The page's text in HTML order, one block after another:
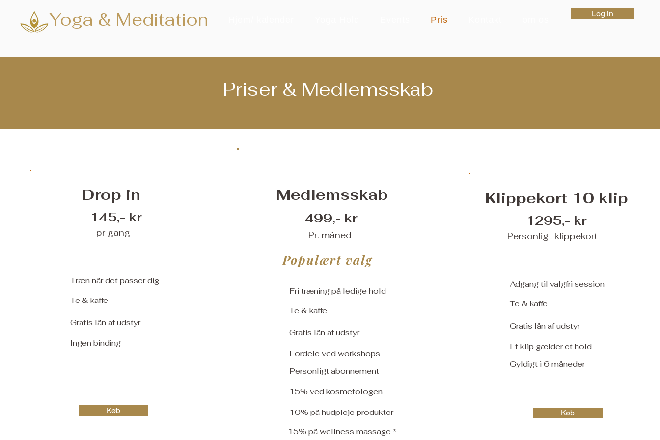
Yoga & Meditation Pris
Log in
Priser & Medlemsskab
Drop in
145,- kr
pr gang
Træn når det passer dig
Te & kaffe
Gratis lån af udstyr
Ingen binding
Køb
Medlemsskab
499,- kr
Pr. måned
Populært valg
Fri træning på ledige hold
Te & kaffe
Gratis lån af udstyr
Fordele ved workshops
Personligt abonnement
15% ved kosmetologen
10% på hudpleje produkter
15% på wellness massage *
Klippekort 10 klip
1295,- kr
Personligt klippekort
Adgang til valgfri session
Te & kaffe
Gratis lån af udstyr
Et klip gælder et hold
Gyldigt i 6 måneder
Køb